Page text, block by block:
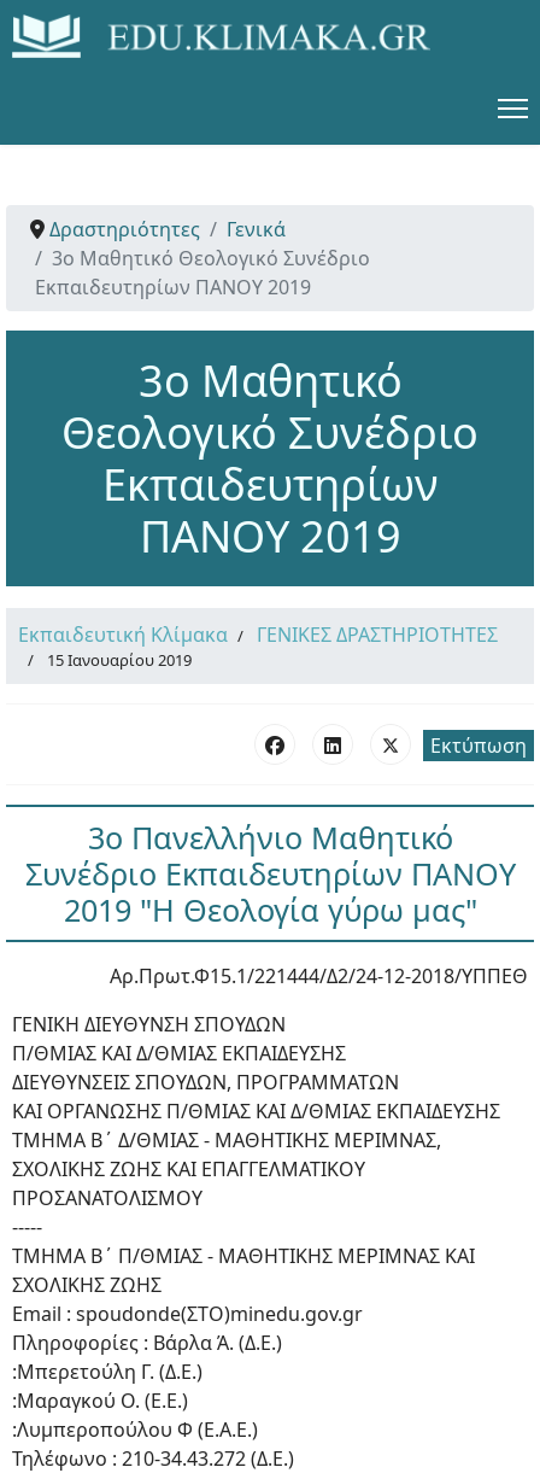
Δραστηριότητες
Γενικά
3ο Μαθητικό Θεολογικό Συνέδριο
Εκπαιδευτηρίων ΠΑΝΟΥ 2019
3ο Μαθητικό
Θεολογικό Συνέδριο
Εκπαιδευτηρίων
ΠΑΝΟΥ 2019
Εκπαιδευτική Κλίμακα ΓΕΝΙΚΕΣ ΔΡΑΣΤΗΡΙΟΤΗΤΕΣ
15 Ιανουαρίου 2019
Εκτύπωση
3ο Πανελλήνιο Μαθητικό
Συνέδριο Εκπαιδευτηρίων ΠΑΝΟΥ
2019 "Η Θεολογία γύρω μας"
Αρ.Πρωτ.Φ15.1/221444/Δ2/24-12-2018/ΥΠΠΕΘ
ΓΕΝΙΚΗ ΔΙΕΥΘΥΝΣΗ ΣΠΟΥΔΩΝ
Π/ΘΜΙΑΣ ΚΑΙ Δ/ΘΜΙΑΣ ΕΚΠΑΙΔΕΥΣΗΣ
ΔΙΕΥΘΥΝΣΕΙΣ ΣΠΟΥΔΩΝ, ΠΡΟΓΡΑΜΜΑΤΩΝ
ΚΑΙ ΟΡΓΑΝΩΣΗΣ Π/ΘΜΙΑΣ ΚΑΙ Δ/ΘΜΙΑΣ ΕΚΠΑΙΔΕΥΣΗΣ
ΤΜΗΜΑ Β΄ Δ/ΘΜΙΑΣ - ΜΑΘΗΤΙΚΗΣ ΜΕΡΙΜΝΑΣ,
ΣΧΟΛΙΚΗΣ ΖΩΗΣ ΚΑΙ ΕΠΑΓΓΕΛΜΑΤΙΚΟΥ
ΠΡΟΣΑΝΑΤΟΛΙΣΜΟΥ
-----
ΤΜΗΜΑ Β΄ Π/ΘΜΙΑΣ - ΜΑΘΗΤΙΚΗΣ ΜΕΡΙΜΝΑΣ ΚΑΙ
ΣΧΟΛΙΚΗΣ ΖΩΗΣ
Email : spoudonde(ΣΤΟ)minedu.gov.gr
Πληροφορίες : Βάρλα Ά. (Δ.Ε.)
:Μπερετούλη Γ. (Δ.Ε.)
:Μαραγκού Ο. (Ε.Ε.)
:Λυμπεροπούλου Φ (Ε.Α.Ε.)
Τηλέφωνο : 210-34.43.272 (Δ.Ε.)